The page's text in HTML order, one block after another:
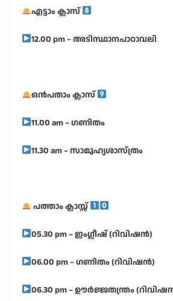
എട്ടാം ക്ലാസ്
12.00 pm – അടിസ്ഥാനപാഠാവലി
ഒൻപതാം ക്ലാസ്
11.00 am – ഗണിതം
11.30 am – സാമൂഹ്യശാസ്ത്രം
പത്താം ക്ലാസ്സ്
05.30 pm – ഇംഗ്ലീഷ് (റിവിഷൻ)
06.00 pm – ഗണിതം (റിവിഷൻ)
06.30 pm – ഊർജ്ജതന്ത്രം